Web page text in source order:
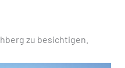
zu besichtigen.